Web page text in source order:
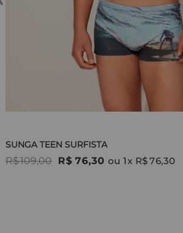
SUNGA TEEN SURFISTA
R$109,00 R$ 76,30 ou1x R$76,30